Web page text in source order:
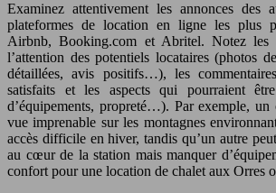
Examinez attentivement les annonces des
plateformes de location en ligne les plus
Airbnb, Booking.com et Abritel. Notez les
l’attention des potentiels locataires (photos
détaillées, avis positifs…), les
satisfaits et les aspects qui pourraient
d’équipements, propreté…). Par exemple,
vue imprenable sur les montagnes
accès difficile en hiver, tandis qu’un autre
au cœur de la station mais manquer
confort pour une location de chalet aux Orres